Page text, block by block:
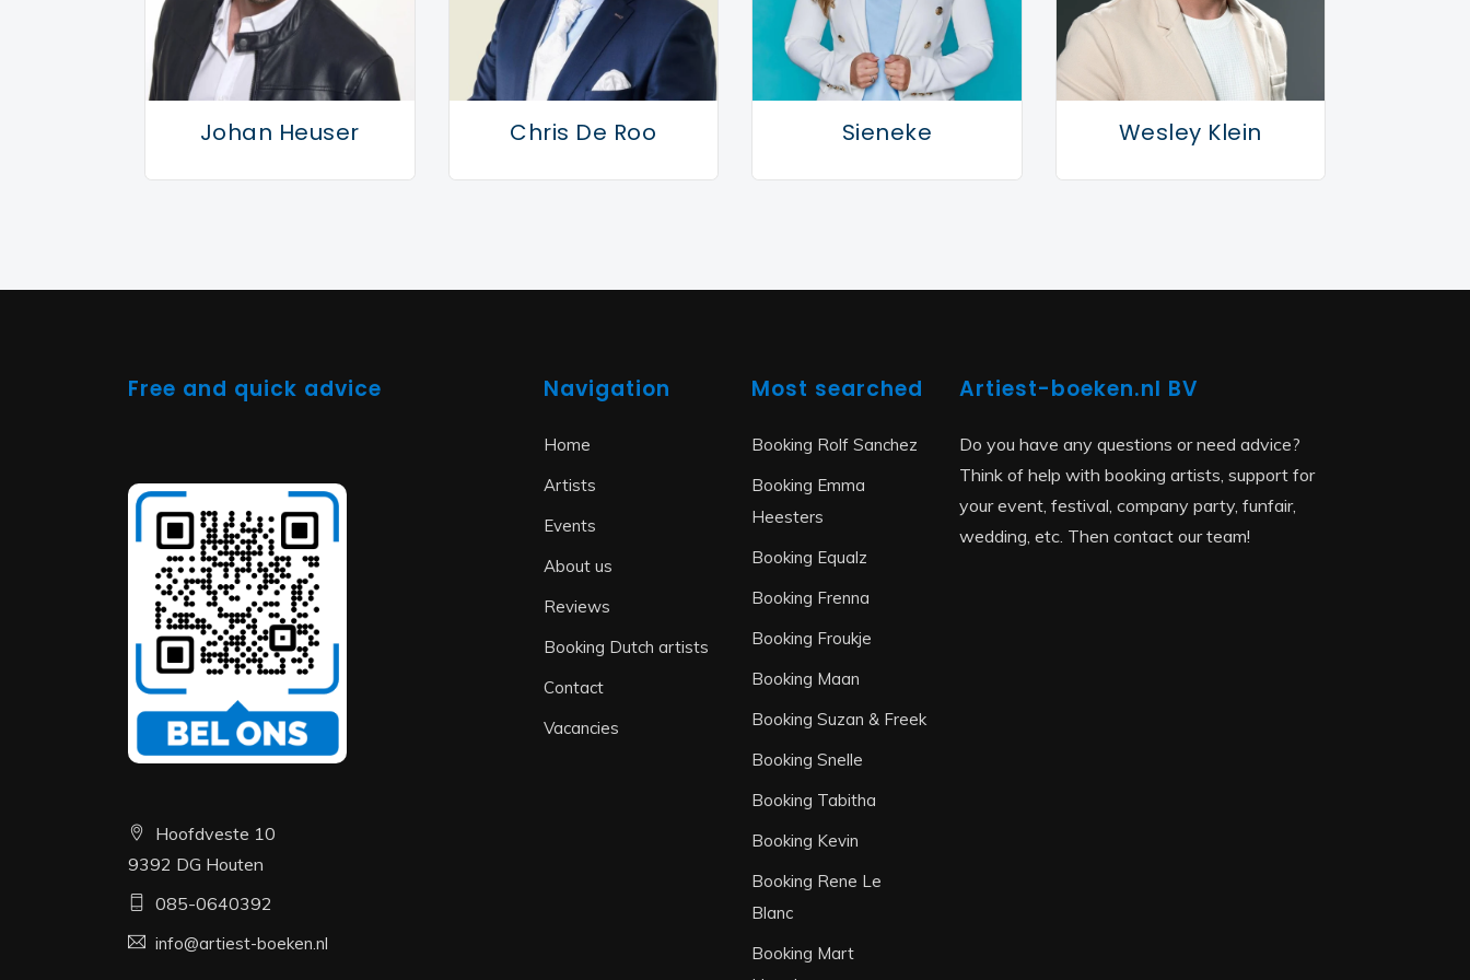
Johan Heuser Chris De Roo Sieneke Wesley Klein
Free and quick advice
Hoofdveste 10
9392 DG Houten
085-0640392
info@artiest-boeken.nl
Navigation
Home
Artists
Events
About us
Reviews
Booking Dutch artists
Contact
Vacancies
Most searched
Booking Rolf Sanchez
Booking Emma
Heesters
Booking Equalz
Booking Frenna
Booking Froukje
Booking Maan
Booking Suzan & Freek
Booking Snelle
Booking Tabitha
Booking Kevin
Booking Rene Le
Blanc
Booking Mart
Artiest-boeken.nl BV
Do you have any questions or need advice?
Think of help with booking artists, support for
your event, festival, company party, funfair,
wedding, etc. Then contact our team!